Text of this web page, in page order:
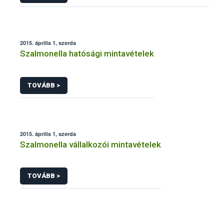
2015. április 1, szerda
Szalmonella hatósági mintavételek
TOVÁBB >
2015. április 1, szerda
Szalmonella vállalkozói mintavételek
TOVÁBB >